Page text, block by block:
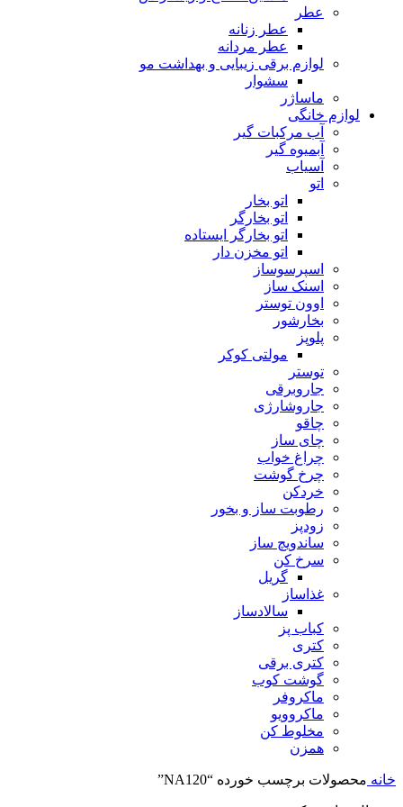
عطر
عطر زنانه
عطر مردانه
لوازم برقی زیبایی و بهداشت مو
سشوار
ماساژر
لوازم خانگی
آب مرکبات گیر
آبمیوه گیر
آسیاب
اتو
اتو بخار
اتو بخارگر
اتو بخارگر ایستاده
اتو مخزن دار
اسپرسوساز
اسنک ساز
اوون توستر
بخارشور
پلوپز
مولتی کوکر
توستر
جاروبرقی
جاروشارژی
چاقو
چای ساز
چراغ خواب
چرخ گوشت
خردکن
رطوبت ساز و بخور
زودپز
ساندویچ ساز
سرخ کن
گریل
غذاساز
سالادساز
کباب پز
کتری
کتری برقی
گوشت کوب
ماکروفر
ماکروویو
مخلوط کن
همزن
خانه محصولات برچسب خورده “NA120”